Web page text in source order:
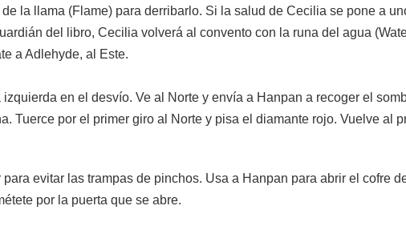
la llama (Flame) para derribarlo. Si la salud de Cecilia se pone a
del libro, Cecilia volverá al convento con la runa del agua
a Adlehyde, al Este.
en el desvío. Ve al Norte y envía a Hanpan a recoger el
Tuerce por el primer giro al Norte y pisa el diamante rojo. Vuelve al
evitar las trampas de pinchos. Usa a Hanpan para abrir el cofre
por la puerta que se abre.